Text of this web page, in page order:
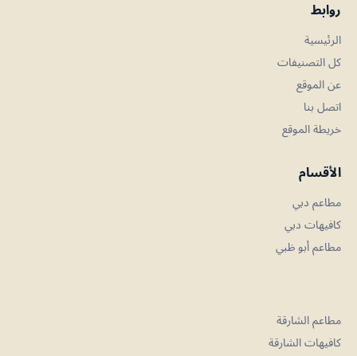
روابط
الرئيسية
كل التصنيفات
عن الموقع
اتصل بنا
خريطة الموقع
الأقسام
مطاعم دبي
كافيهات دبي
مطاعم أبو ظبي
مطاعم الشارقة
كافيهات الشارقة